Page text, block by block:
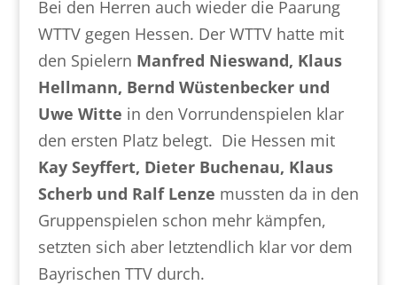
Bei den Herren auch wieder die Paarung
WTTV gegen Hessen. Der WTTV hatte mit
den Spielern Manfred Nieswand, Klaus
Hellmann, Bernd Wüstenbecker und
Uwe Witte in den Vorrundenspielen klar
den ersten Platz belegt. Die Hessen mit
Kay Seyffert, Dieter Buchenau, Klaus
Scherb und Ralf Lenze mussten da in den
Gruppenspielen schon mehr kämpfen,
setzten sich aber letztendlich klar vor dem
Bayrischen TTV durch.